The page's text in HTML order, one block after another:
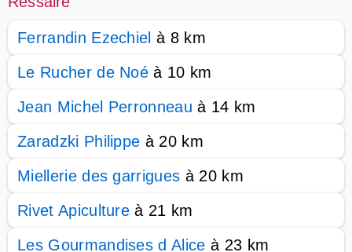
Ferrandin Ezechiel à 8 km
Le Rucher de Noé à 10 km
Jean Michel Perronneau à 14 km
Zaradzki Philippe à 20 km
Miellerie des garrigues à 20 km
Rivet Apiculture à 21 km
Les Gourmandises d Alice à 23 km